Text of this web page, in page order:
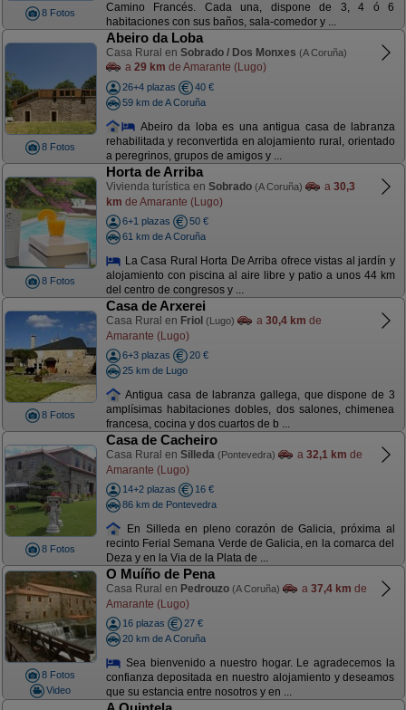
8 Fotos
Camino Francés. Cada una, dispone de 3, 4 ó 6
habitaciones con sus baños, sala-comedor y ...
8 Fotos
Abeiro da Loba
Casa Rural en Sobrado / Dos Monxes (A Coruña)
a 29 km de Amarante (Lugo)
26+4 plazas
40 €
59 km de A Coruña
Abeiro da loba es una antigua casa de labranza
rehabilitada y reconvertida en alojamiento rural, orientado
a peregrinos, grupos de amigos y ...
8 Fotos
Horta de Arriba
Vivienda turística en Sobrado (A Coruña) a 30,3
km de Amarante (Lugo)
6+1 plazas
50 €
61 km de A Coruña
La Casa Rural Horta De Arriba ofrece vistas al jardín y
alojamiento con piscina al aire libre y patio a unos 44 km
del centro de congresos y ...
8 Fotos
Casa de Arxerei
Casa Rural en Friol (Lugo) a 30,4 km de
Amarante (Lugo)
6+3 plazas
20 €
25 km de Lugo
Antigua casa de labranza gallega, que dispone de 3
amplísimas habitaciones dobles, dos salones, chimenea
francesa, cocina y dos cuartos de b ...
8 Fotos
Casa de Cacheiro
Casa Rural en Silleda (Pontevedra) a 32,1 km de
Amarante (Lugo)
14+2 plazas
16 €
86 km de Pontevedra
En Silleda en pleno corazón de Galicia, próxima al
recinto Ferial Semana Verde de Galicia, en la comarca del
Deza y en la Via de la Plata de ...
8 Fotos
Video
O Muíño de Pena
Casa Rural en Pedrouzo (A Coruña) a 37,4 km de
Amarante (Lugo)
16 plazas
27 €
20 km de A Coruña
Sea bienvenido a nuestro hogar. Le agradecemos la
confianza depositada en nuestro alojamiento y deseamos
que su estancia entre nosotros y en ...